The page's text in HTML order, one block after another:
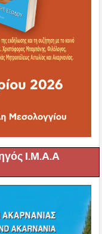
Ι.Μ.Α.Α